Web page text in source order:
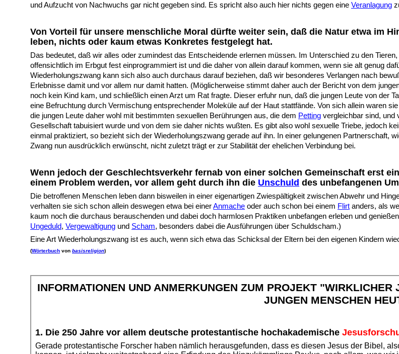
und Aufzucht von Nachwuchs gar nicht gegeben sind. Es spricht also auch hier nichts gegen eine Veranlagung
Von Vorteil für unsere menschliche Moral dürfte weiter sein, daß die Natur etwa im
leben, nichts oder kaum etwas Konkretes festgelegt hat.
Das bedeutet, daß wir alles oder zumindest das Entscheidende erlernen müssen. Im Unterschied zu den
offensichtlich im Erbgut fest einprogrammiert ist und die daher von allein darauf kommen, wenn sie alt genug
Wiederholungszwang kann sich also auch durchaus darauf beziehen, daß wir besonderes Verlangen nach
Erlebnisse damit und vor allem nur damit hatten. (Möglicherweise stimmt daher auch der Bericht von dem
noch kein Kind kam, und schließlich einen Arzt um Rat fragte. Dieser erfuhr nun, daß die jungen Leute von der
eine Befruchtung durch Vermischung entsprechender Moleküle auf der Haut stattfände. Von sich allein waren
die jungen Leute daher wohl mit bestimmten sexuellen Berührungen aus, die dem Petting vergleichbar sind, und
Gesellschaft tabuisiert wurde und von dem sie daher nichts wußten. Es gibt also wohl sexuelle Triebe, jedoch
einmal praktiziert, so bezieht sich der Wiederholungszwang gerade auf ihn. In einer gelungenen Partnerschaft,
Zwang nun ausdrücklich erwünscht, nicht zuletzt trägt er zur Stabilität der ehelichen Verbindung bei.
Wenn jedoch der Geschlechtsverkehr fernab von einer solchen Gemeinschaft erst
einem Problem werden, vor allem geht durch ihn die Unschuld des unbefangenen
Die betroffenen Menschen leben dann bisweilen in einer eigenartigen Zwiespältigkeit zwischen Abwehr und
verhalten sie sich schon allein deswegen etwa bei einerAnmache oder auch schon bei einem Flirt anders, als
kaum noch die durchaus berauschenden und dabei doch harmlosen Praktiken unbefangen erleben und
Ungeduld, Vergewaltigung und Scham, besonders dabei die Ausführungen über Schuldscham.)
Eine Art Wiederholungszwang ist es auch, wenn sich etwa das Schicksal der Eltern bei den eigenen Kindern
(Wörterbuch von basisreligion)